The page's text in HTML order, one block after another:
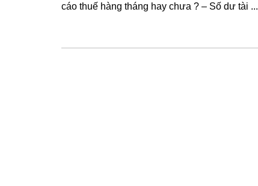
cáo thuế hàng tháng hay chưa ? – Số dư tài ...